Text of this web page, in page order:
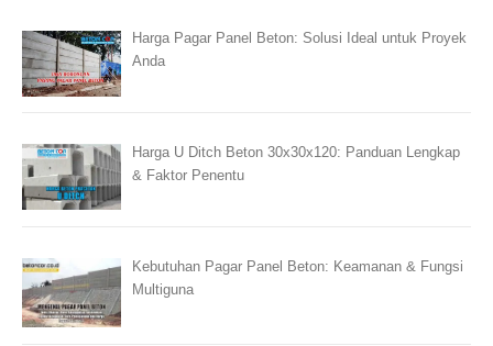
Harga Pagar Panel Beton: Solusi Ideal untuk Proyek
Anda
Harga U Ditch Beton 30x30x120: Panduan Lengkap
& Faktor Penentu
Kebutuhan Pagar Panel Beton: Keamanan & Fungsi
Multiguna